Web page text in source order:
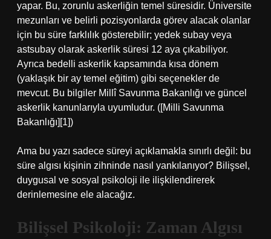
yapar. Bu, zorunlu askerliğin temel süresidir. Üniversite
mezunları ve belirli pozisyonlarda görev alacak olanlar
için bu süre farklılık gösterebilir; yedek subay veya
astsubay olarak askerlik süresi 12 aya çıkabiliyor.
Ayrıca bedelli askerlik kapsamında kısa dönem
(yaklaşık bir ay temel eğitim) gibi seçenekler de
mevcut. Bu bilgiler Millî Savunma Bakanlığı ve güncel
askerlik kanunlarıyla uyumludur. ([Milli Savunma
Bakanlığı][1])
Ama bu yazı sadece süreyi açıklamakla sınırlı değil: bu
süre algısı kişinin zihninde nasıl yankılanıyor? Bilişsel,
duygusal ve sosyal psikoloji ile ilişkilendirerek
derinlemesine ele alacağız.
Bilişsel Psikoloji: Zaman Algısı